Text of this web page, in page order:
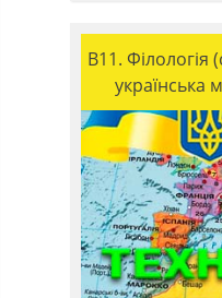
B11. Філологія
українська